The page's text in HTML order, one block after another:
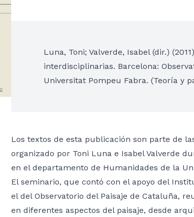
Luna, Toni; Valverde, Isabel (dir.)
interdisciplinarias. Barcelona:
Universitat Pompeu Fabra. (Teoría y
Los textos de esta publicación son parte de
organizado por Toni Luna e Isabel Valverde
en el departamento de Humanidades de la
El seminario, que contó con el apoyo del
el del Observatorio del Paisaje de Cataluña,
en diferentes aspectos del paisaje, desde